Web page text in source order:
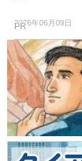
2026年06月09日
PR